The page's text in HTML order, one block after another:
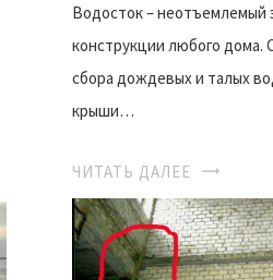
Водосток – неотъемлемый
конструкции любого дома.
сбора дождевых и талых
крыши…
ЧИТАТЬ ДАЛЕЕ